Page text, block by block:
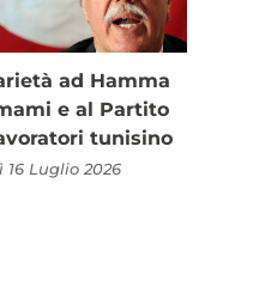
ad Hamma
e al Partito
tunisino
16 Luglio 2026